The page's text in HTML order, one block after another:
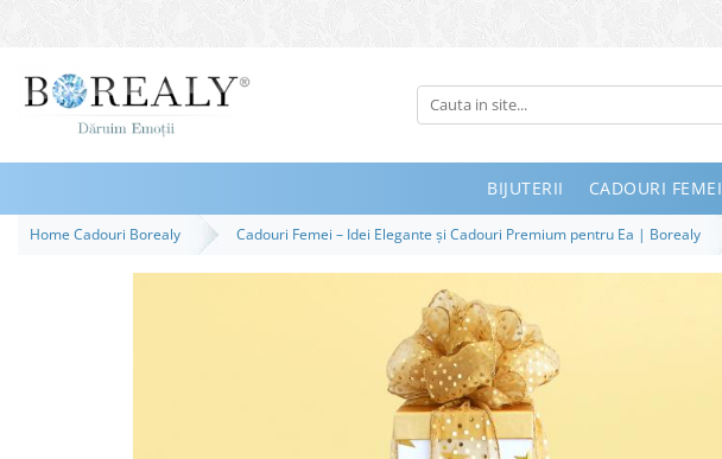
Bijuterii
Inele
Bratari
BIJUTERII CADOURI FEMEI
Home Cadouri Borealy Cadouri Femei – Idei Elegante și Cadouri Premium pentru Ea | Borealy